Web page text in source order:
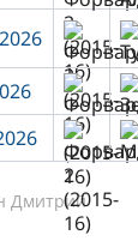
Дмитрий